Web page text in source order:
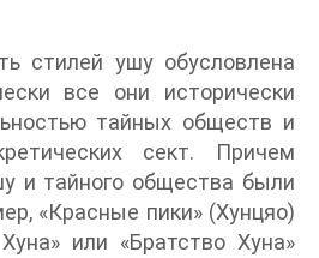
стилей ушу обусловлена
все они исторически
тайных обществ и
сект. Причем
и тайного общества были
«Красные пики» (Хунцяо)
или «Братство Хуна»